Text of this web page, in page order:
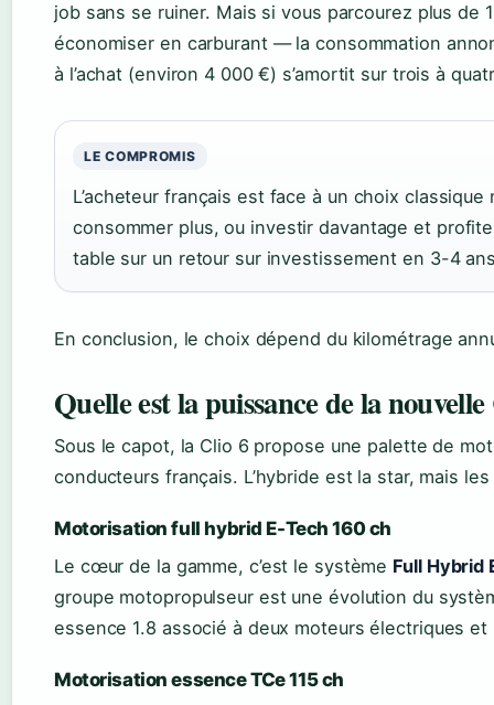
job sans se ruiner. Mais si vous parcourez plus de
économiser en carburant — la consommation
à l’achat (environ 4 000 €) s’amortit sur trois à
LE COMPROMIS
L’acheteur français est face à un choix
consommer plus, ou investir davantage et
table sur un retour sur investissement en 3-4
En conclusion, le choix dépend du kilométrage
Quelle est la puissance de la
Sous le capot, la Clio 6 propose une palette de
conducteurs français. L’hybride est la star, mais
Motorisation full hybrid E-Tech 160 ch
Le cœur de la gamme, c’est le système Full Hybrid
groupe motopropulseur est une évolution du
essence 1.8 associé à deux moteurs électriques
Motorisation essence TCe 115 ch